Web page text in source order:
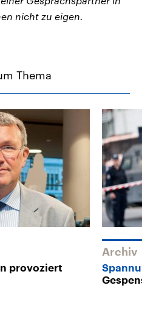
nicht zu eigen.
Thema
provoziert
Archiv